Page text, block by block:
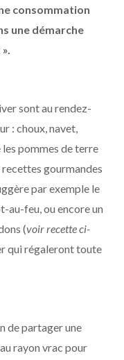
consommation
une démarche
sont au rendez-
: choux, navet,
pommes de terre
gourmandes
par exemple le
au-feu, ou encore un
(voir recette ci-
qui régaleront toute
de partager une
rayon vrac pour